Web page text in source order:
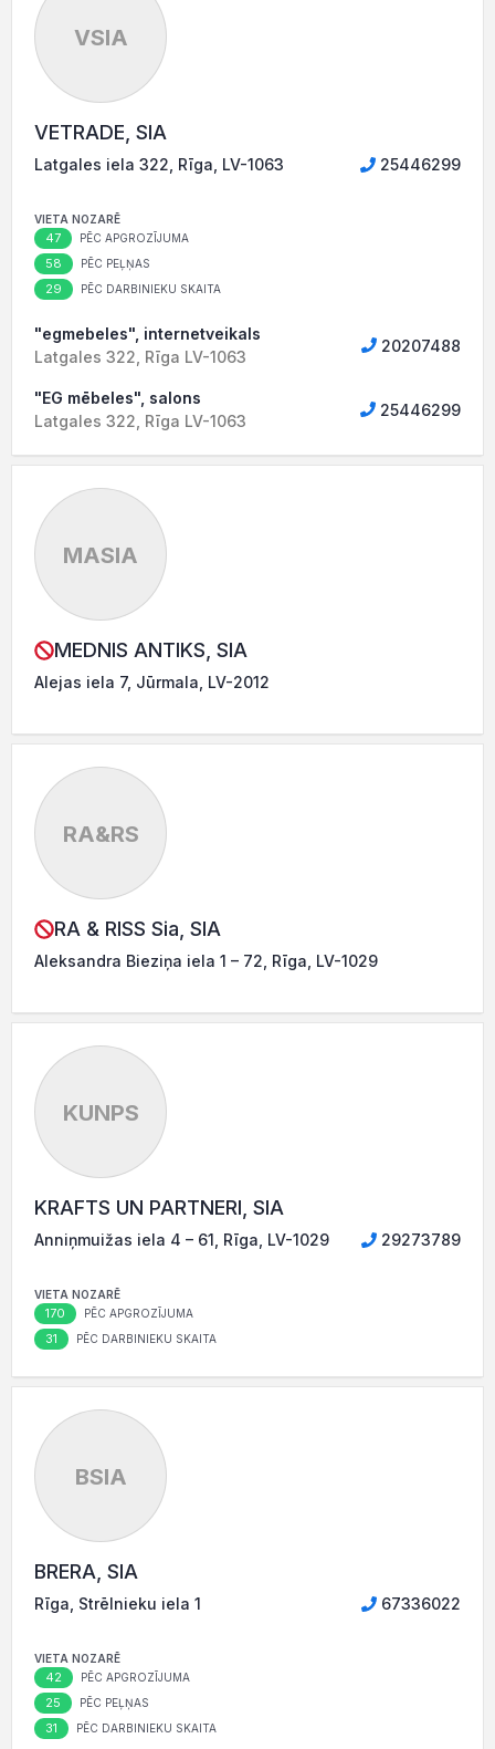
VSIA
VETRADE, SIA
Latgales iela 322, Rīga, LV-1063 25446299
VIETA NOZARĒ
47 PĒC APGROZĪJUMA
58 PĒC PEĻŅAS
29 PĒC DARBINIEKU SKAITA
"egmebeles", internetveikals
Latgales 322, Rīga LV-1063
20207488
"EG mēbeles", salons
Latgales 322, Rīga LV-1063
25446299
MASIA
MEDNIS ANTIKS, SIA
Alejas iela 7, Jūrmala, LV-2012
RA&RS
RA & RISS Sia, SIA
Aleksandra Bieziņa iela 1 – 72, Rīga, LV-1029
KUNPS
KRAFTS UN PARTNERI, SIA
Anniņmuižas iela 4 – 61, Rīga, LV-1029 29273789
VIETA NOZARĒ
170 PĒC APGROZĪJUMA
31 PĒC DARBINIEKU SKAITA
BSIA
BRERA, SIA
Rīga, Strēlnieku iela 1 67336022
VIETA NOZARĒ
42 PĒC APGROZĪJUMA
25 PĒC PEĻŅAS
31 PĒC DARBINIEKU SKAITA